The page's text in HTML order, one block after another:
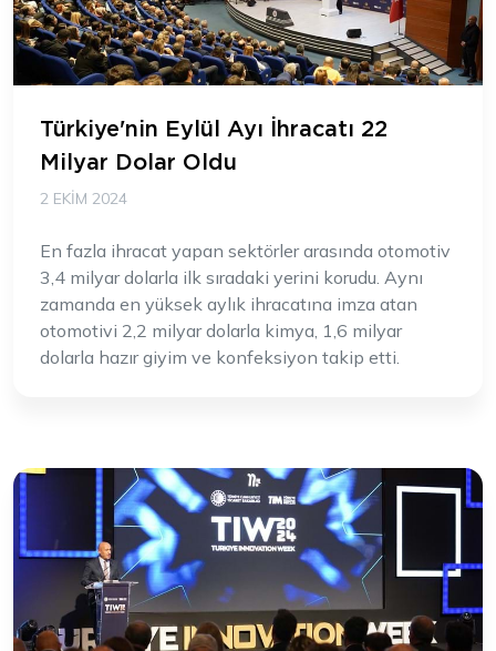
Türkiye'nin Eylül Ayı İhracatı 22
Milyar Dolar Oldu
2 EKIM 2024
En fazla ihracat yapan sektörler arasında otomotiv
3,4 milyar dolarla ilk sıradaki yerini korudu. Aynı
zamanda en yüksek aylık ihracatına imza atan
otomotivi 2,2 milyar dolarla kimya, 1,6 milyar
dolarla hazır giyim ve konfeksiyon takip etti.